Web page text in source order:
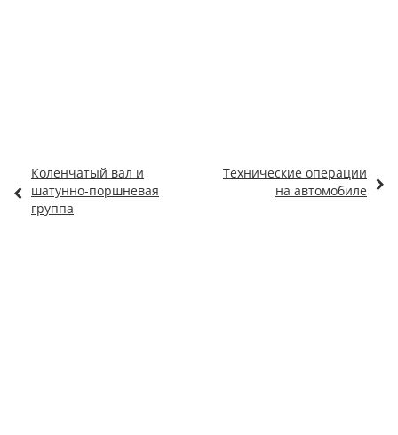
Коленчатый вал и
шатунно-поршневая
группа
Технические операции
на автомобиле